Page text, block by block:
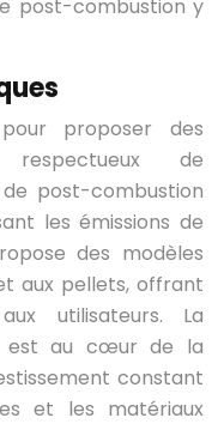
post-combustion y
proposer des
de
de post-combustion
les émissions de
des modèles
aux pellets, offrant
utilisateurs. La
est au cœur de la
constant
et les matériaux